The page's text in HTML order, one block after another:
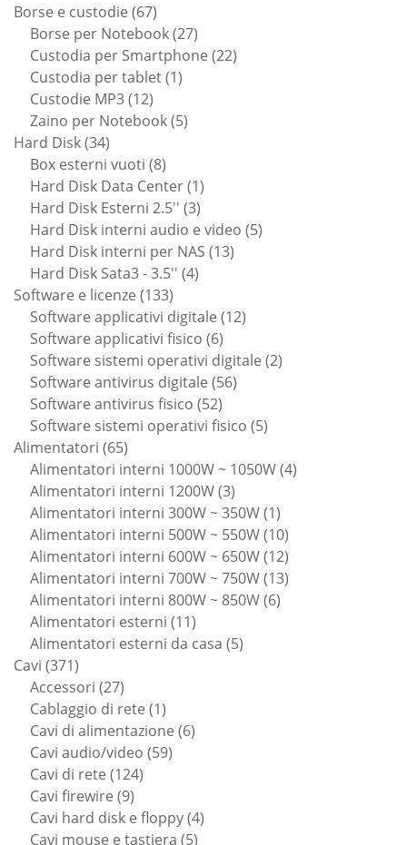
Borse e custodie 6767
prodotti
Borse per Notebook 2727
prodotti
Custodia per Smartphone 2222
Custodia per tablet 11
Custodie MP3 1212
prodotti
Zaino per Notebook 55
Hard Disk 3434
prodotti
Box esterni vuoti 88
prodotti
Hard Disk Data Center 11
prodotto
Hard Disk Esterni 2.5'' 33
prodotti
Hard Disk interni audio e video 55
Hard Disk interni per NAS 1313
Hard Disk Sata3 - 3.5'' 44
Software e licenze 133133
prodotti
Software applicativi digitale 1212
Software applicativi fisico 66
prodotti
Software sistemi operativi digitale 22
Software antivirus digitale 5656
Software antivirus fisico 5252
prodotti
Software sistemi operativi fisico 55
Alimentatori 6565
prodotti
Alimentatori interni 1000W ~ 1050W 44
Alimentatori interni 1200W 33
prodotti
Alimentatori interni 300W ~ 350W 11
prodotto
Alimentatori interni 500W ~ 550W 1010
prodotti
Alimentatori interni 600W ~ 650W 1212
prodotti
Alimentatori interni 700W ~ 750W 1313
Alimentatori interni 800W ~ 850W 66
Alimentatori esterni 1111
prodotti
Alimentatori esterni da casa 55
Cavi 371371
prodotti
Accessori 2727
prodotti
Cablaggio di rete 11
prodotto
Cavi di alimentazione 66
Cavi audio/video 5959
Cavi di rete 124124
Cavi firewire 99
prodotti
Cavi hard disk e floppy 44
Cavi mouse e tastiera 55